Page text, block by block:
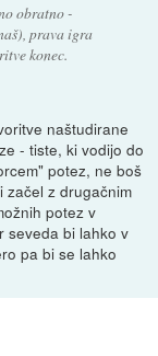
obratno -
prava igra
konec.
naštudirane
- tiste, ki vodijo do
potez, ne boš
začel z drugačnim
potez v
seveda bi lahko v
pa bi se lahko